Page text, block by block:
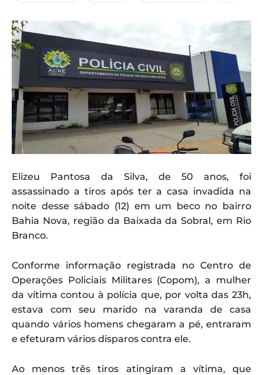
Elizeu Pantosa da Silva, de 50 anos, foi
assassinado a tiros após ter a casa invadida na
noite desse sábado (12) em um beco no bairro
Bahia Nova, região da Baixada da Sobral, em Rio
Branco.
Conforme informação registrada no Centro de
Operações Policiais Militares (Copom), a mulher
da vítima contou à polícia que, por volta das 23h,
estava com seu marido na varanda de casa
quando vários homens chegaram a pé, entraram
e efeturam vários disparos contra ele.
Ao menos três tiros atingiram a vítima, que